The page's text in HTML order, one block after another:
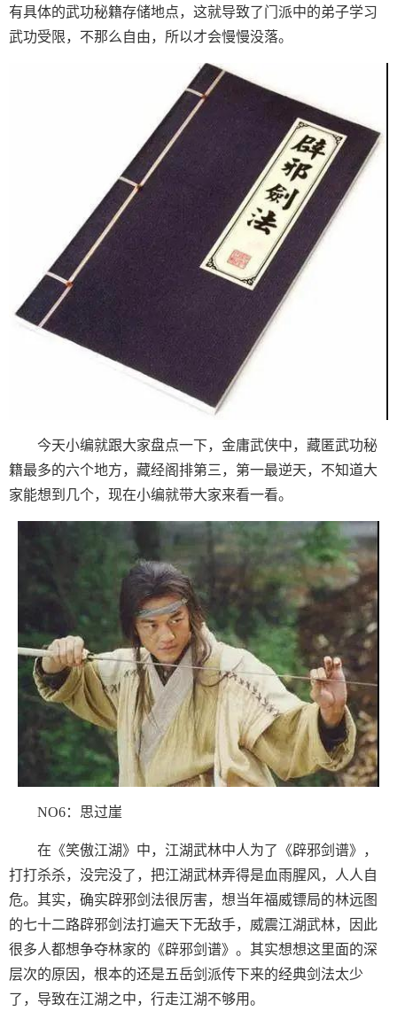
有具体的武功秘籍存储地点，这就导致了门派中的弟子学习
武功受限，不那么自由，所以才会慢慢没落。
今天小编就跟大家盘点一下，金庸武侠中，藏匿武功秘
籍最多的六个地方，藏经阁排第三，第一最逆天，不知道大
家能想到几个，现在小编就带大家来看一看。
NO6：思过崖
在《笑傲江湖》中，江湖武林中人为了《辟邪剑谱》，
打打杀杀，没完没了，把江湖武林弄得是血雨腥风，人人自
危。其实，确实辟邪剑法很厉害，想当年福威镖局的林远图
的七十二路辟邪剑法打遍天下无敌手，威震江湖武林，因此
很多人都想争夺林家的《辟邪剑谱》。其实想想这里面的深
层次的原因，根本的还是五岳剑派传下来的经典剑法太少
了，导致在江湖之中，行走江湖不够用。